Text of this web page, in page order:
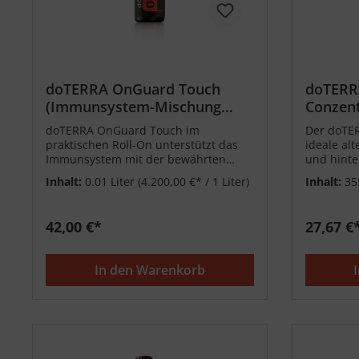
doTERRA OnGuard Touch
(Immunsystem-Mischung
Roll-On) 10ml
doTERRA OnGuard Touch im
praktischen Roll-On unterstützt das
Immunsystem mit der bewährten
OnGuard-Mischung.
Inhalt: 0.01 Liter (4.200,00 €* / 1 Liter)
42,00 €*
In den Warenkorb
355ml
Der
ideale
und
frischen
Duft.
Inhalt:
27,67